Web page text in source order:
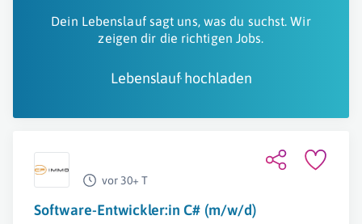
Dein Lebenslauf sagt uns, was du suchst. Wir
zeigen dir die richtigen Jobs.
Lebenslauf hochladen
vor 30+ T
Software-Entwickler:in C# (m/w/d)